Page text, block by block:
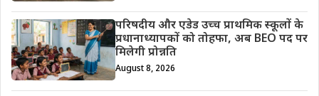
परिषदीय और एडेड उच्च प्राथमिक स्कूलों के
प्रधानाध्यापकों को तोहफा, अब BEO पद पर
मिलेगी प्रोन्नति
August 8, 2026